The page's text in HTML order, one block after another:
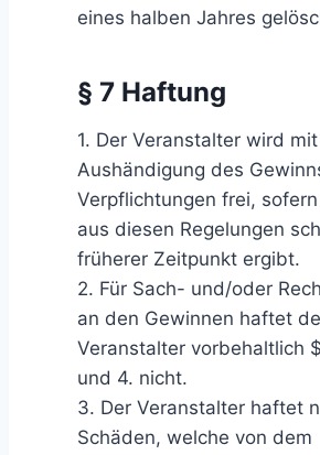
eines halben Jahres
§ 7 Haftung
1. Der Veranstalter wird
Aushändigung des
Verpflichtungen frei,
aus diesen Regelungen
früherer Zeitpunkt ergibt.
2. Für Sach- und/oder
an den Gewinnen haftet
Veranstalter vorbehaltlich
und 4. nicht.
3. Der Veranstalter haftet
Schäden, welche von dem